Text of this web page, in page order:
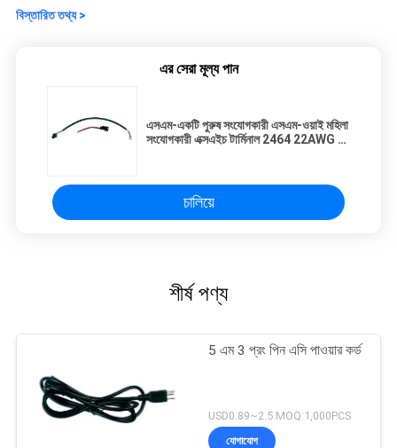
বিস্তারিত তথ্য >
এর সেরা মূল্য পান
এসএম-একটি পুরুষ সংযোগকারী এসএম-ওয়াই মহিলা
সংযোগকারী এক্সএইচ টার্মিনাল 2464 22AWG 2
চালিয়ে
শীর্ষ পণ্য
5 এম 3 প্রং পিন এসি পাওয়ার কর্ড
USD0.89~2.5 MOQ:1,000PCS
যোগাযোগ